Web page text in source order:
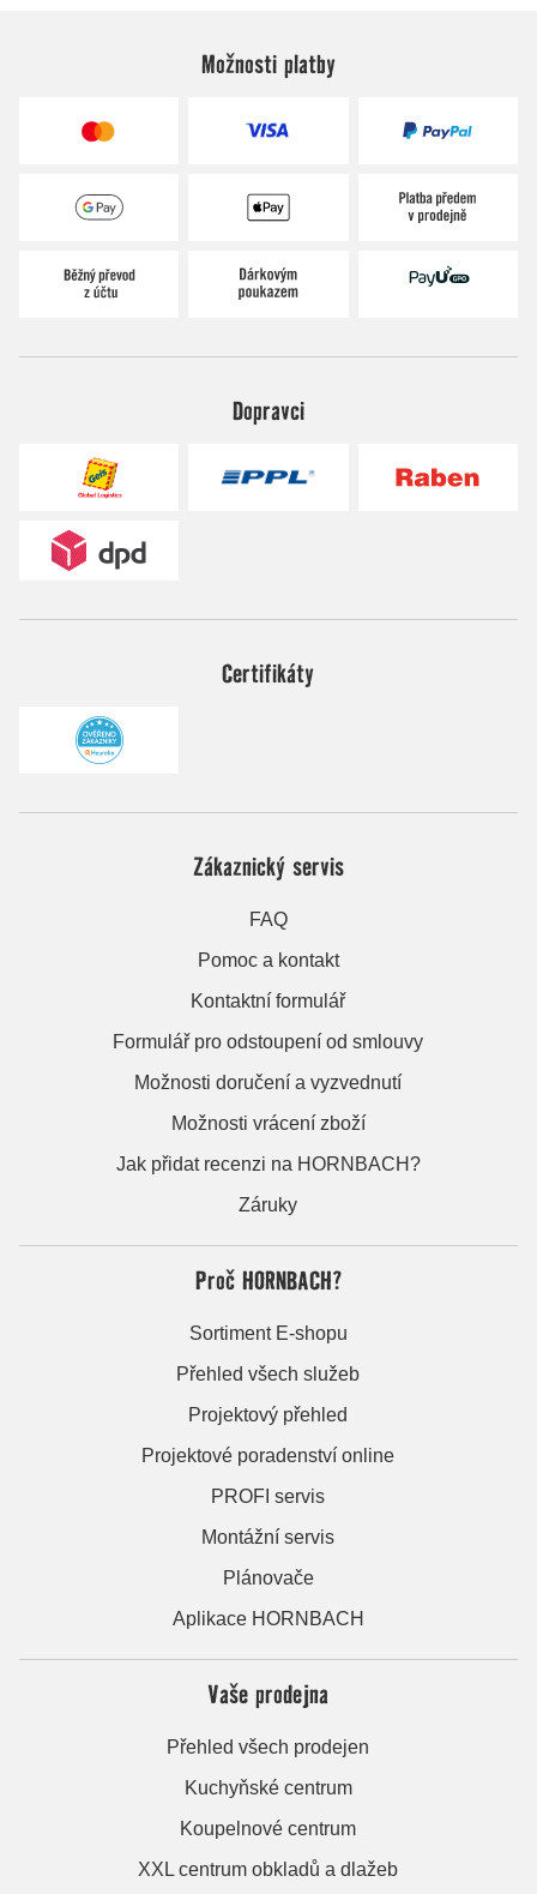
Možnosti platby
Dopravci
Certifikáty
Zákaznický servis
FAQ
Pomoc a kontakt
Kontaktní formulář
Formulář pro odstoupení od smlouvy
Možnosti doručení a vyzvednutí
Možnosti vrácení zboží
Jak přidat recenzi na HORNBACH?
Záruky
Proč HORNBACH?
Sortiment E-shopu
Přehled všech služeb
Projektový přehled
Projektové poradenství online
PROFI servis
Montážní servis
Plánovače
Aplikace HORNBACH
Vaše prodejna
Přehled všech prodejen
Kuchyňské centrum
Koupelnové centrum
XXL centrum obkladů a dlažeb